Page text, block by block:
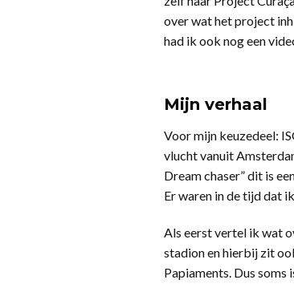
over wat het project
had ik ook nog een
Mijn verhaal
Voor mijn keuzedeel:
vlucht vanuit
Dream chaser” dit is
Er waren in de tijd dat
Als eerst vertel ik wat
stadion en hierbij zit
Papiaments. Dus soms